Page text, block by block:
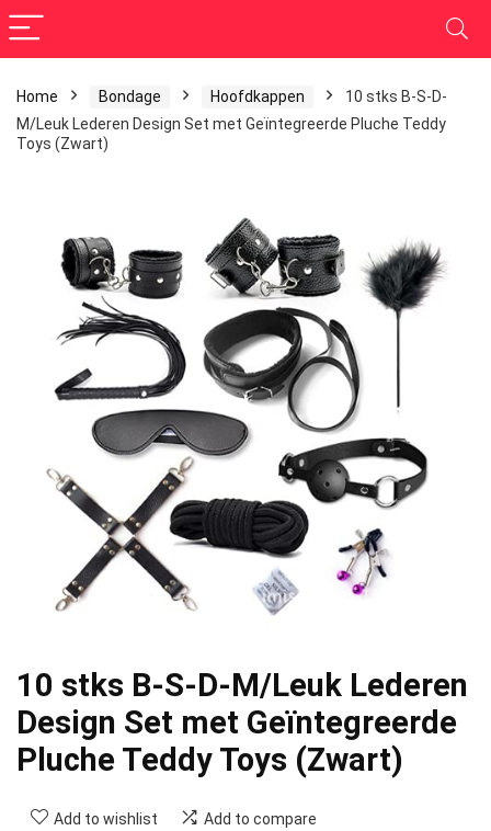
Home Bondage Hoofdkappen
10 stks B-S-D-
M/Leuk Lederen Design Set met Geïntegreerde Pluche Teddy
Toys (Zwart)
10 stks B-S-D-M/Leuk Lederen
Design Set met Geïntegreerde
Pluche Teddy Toys (Zwart)
Add to wishlist Add to compare